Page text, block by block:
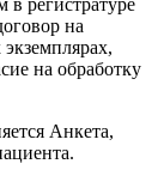
регистратуре
на
на обработку
Анкета,